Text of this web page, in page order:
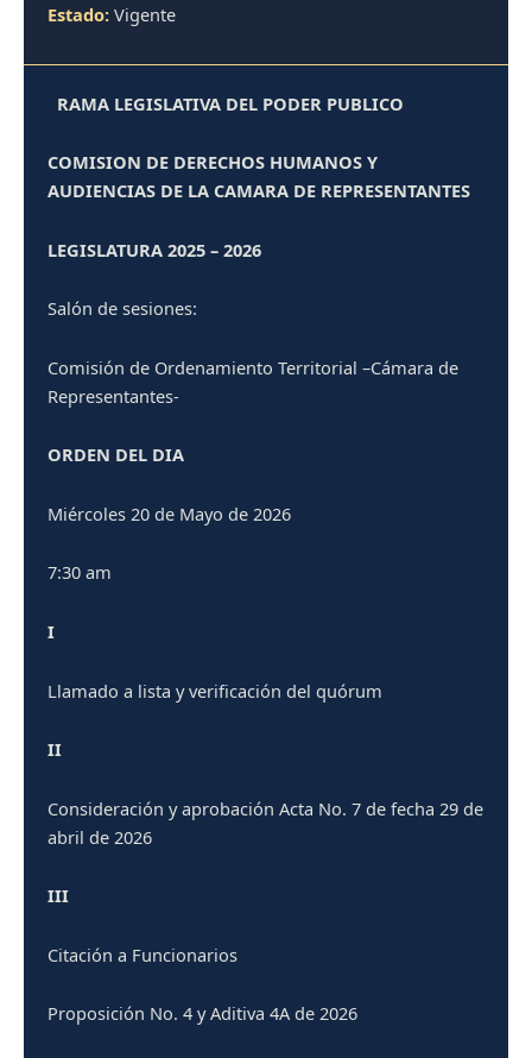
Estado: Vigente
RAMA LEGISLATIVA DEL PODER PUBLICO
COMISION DE DERECHOS HUMANOS Y
AUDIENCIAS DE LA CAMARA DE REPRESENTANTES
LEGISLATURA 2025 – 2026
Salón de sesiones:
Comisión de Ordenamiento Territorial –Cámara de
Representantes-
ORDEN DEL DIA
Miércoles 20 de Mayo de 2026
7:30 am
I
Llamado a lista y verificación del quórum
II
Consideración y aprobación Acta No. 7 de fecha 29 de
abril de 2026
III
Citación a Funcionarios
Proposición No. 4 y Aditiva 4A de 2026